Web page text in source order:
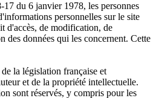
du 6 janvier 1978, les personnes
personnelles sur le site
d'accès, de modification, de
des données qui les concernent. Cette
la législation française et
et de la propriété intellectuelle.
sont réservés, y compris pour les